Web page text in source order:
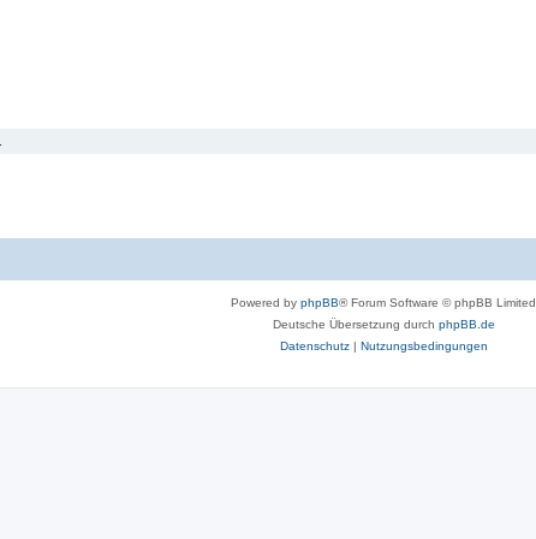
Powered by phpBB® Forum Software © phpBB Limited
Deutsche Übersetzung durch phpBB.de
Datenschutz| Nutzungsbedingungen